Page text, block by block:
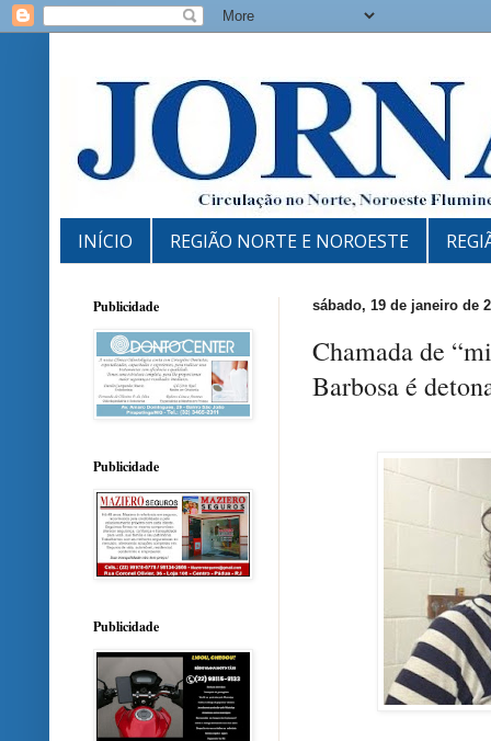
INÍCIO REGIÃO NORTE E NOROESTE
sábado, 19 de janeiro de
Chamada de
Barbosa é
Publicidade
Publicidade
Publicidade